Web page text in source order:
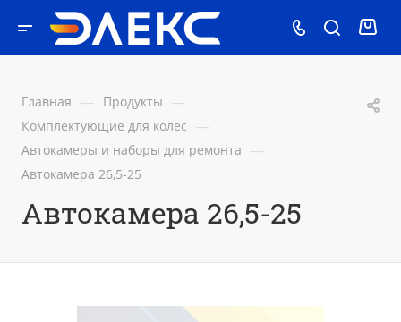
Главная — Продукты —
Комплектующие для колес —
Автокамеры и наборы для ремонта —
Автокамера 26,5-25
Автокамера 26,5-25